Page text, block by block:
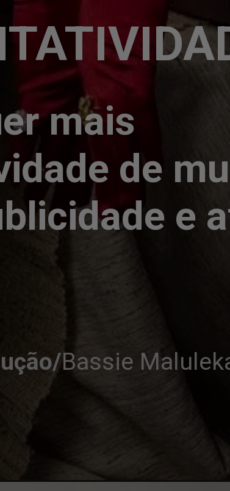
mais
de
e
Bassie